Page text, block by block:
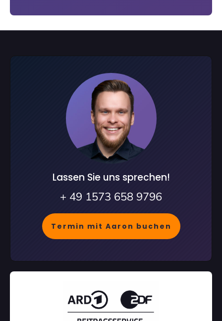
Lassen Sie uns sprechen!
+ 49 1573 658 9796
Termin mit Aaron buchen